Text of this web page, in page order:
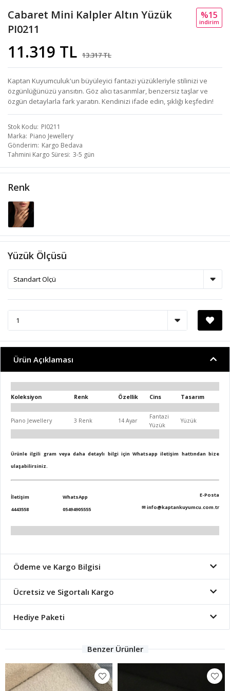
Cabaret Mini Kalpler Altın Yüzük
PI0211
11.319 TL 13.317 TL
%15
i̇ndi̇ri̇m
Kaptan Kuyumculuk'un büyüleyici fantazi yüzükleriyle stilinizi ve
özgünlüğünüzü yansıtın. Göz alıcı tasarımlar, benzersiz taşlar ve
özgün detaylarla fark yaratın. Kendinizi ifade edin, şıklığı keşfedin!
Stok Kodu PI0211
Marka Piano Jewellery
Gönderim Kargo Bedava
Tahmini Kargo Süresi 3-5 gün
Renk
Yüzük Ölçüsü
Ürün Açıklaması
Koleksiyon Renk Özellik Cins Tasarım
Piano Jewellery 3 Renk 14 Ayar
Fantazi
Yüzük
Yüzük
Ürünle ilgili gram veya daha detaylı bilgi için Whatsapp iletişim hattından bize
ulaşabilirsiniz.
İletişim
4443558
WhatsApp
05494905555
E-Posta
✉info@kaptankuyumcu.com.tr
Ödeme ve Kargo Bilgisi
Ücretsiz ve Sigortalı Kargo
Hediye Paketi
Benzer Ürünler